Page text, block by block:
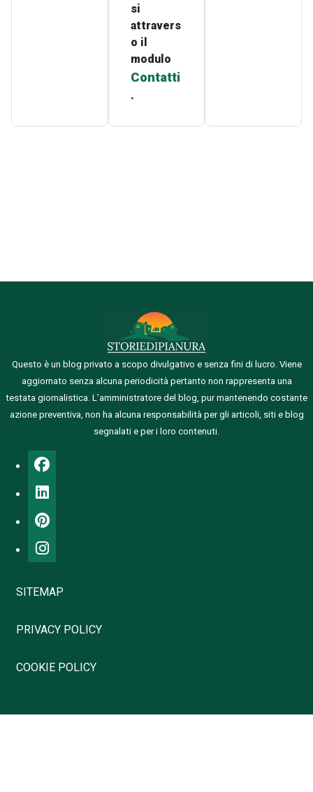
si
attravers
o il
modulo
Contatti
.
Questo è un blog privato a scopo divulgativo e senza fini di lucro. Viene
aggiornato senza alcuna periodicità pertanto non rappresenta una
testata giornalistica. L’amministratore del blog, pur mantenendo costante
azione preventiva, non ha alcuna responsabilità per gli articoli, siti e blog
segnalati e per i loro contenuti.
SITEMAP
PRIVACY POLICY
COOKIE POLICY